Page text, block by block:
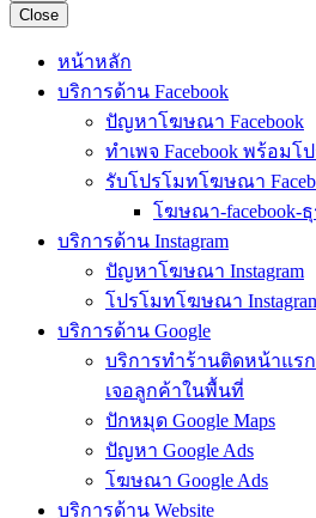
Close
หน้าหลัก
บริการด้าน Facebook
ปัญหาโฆษณา Facebook
ทำเพจ Facebook พร้อม
รับโปรโมทโฆษณา
โฆษณา-facebook-
บริการด้าน Instagram
ปัญหาโฆษณา Instagram
โปรโมทโฆษณา
บริการด้าน Google
บริการทำร้านติดหน้าแร
เจอลูกค้าในพื้นที่
ปักหมุด Google Maps
ปัญหา Google Ads
โฆษณา Google Ads
บริการด้าน Website